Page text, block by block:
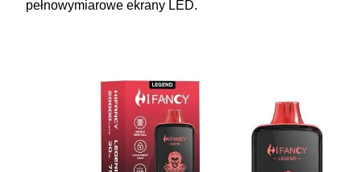
pełnowymiarowe ekrany LED.